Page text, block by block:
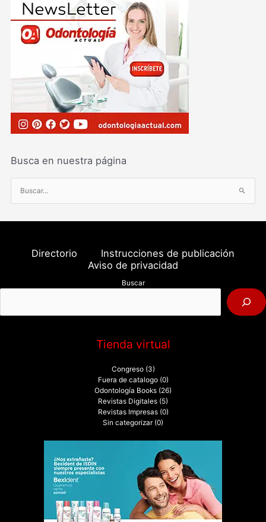
Busca en nuestra página
u
s
o
:
Directorio
Instrucciones de publicación
Aviso de privacidad
Buscar
Tienda virtual
Congreso (3)
Fuera de catalogo (0)
Odontología Books (26)
Revistas Digitales (5)
Revistas Impresas (0)
Sin categorizar (0)